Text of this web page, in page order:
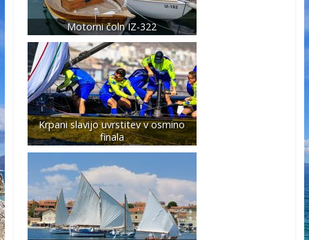
Motorni čoln IZ-322
Krpani slavijo uvrstitev v osmino
finala